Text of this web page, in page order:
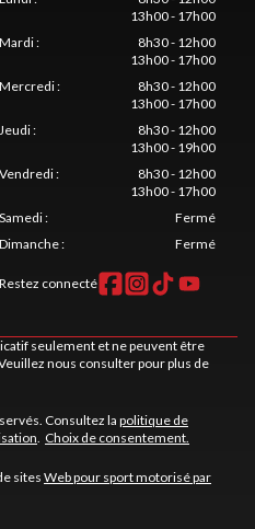
13h00 - 17h00
Mardi:
8h30 - 12h00
13h00 - 17h00
Mercredi:
8h30 - 12h00
13h00 - 17h00
Jeudi:
8h30 - 12h00
13h00 - 19h00
Vendredi:
8h30 - 12h00
13h00 - 17h00
Samedi:
Fermé
Dimanche: Fermé
Restez connecté
seulement et ne peuvent être
nous consulter pour plus de
Consultez la politique de
. Choix de consentement.
sitesWeb pour sport motorisé par